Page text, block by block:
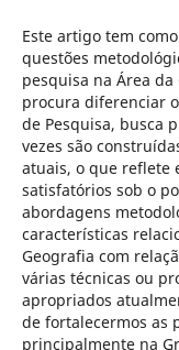
Este artigo tem
questões
pesquisa na Área
procura diferenciar
de Pesquisa, busca
vezes são
atuais, o que reflete
satisfatórios sob o
abordagens
características
Geografia com
várias técnicas ou
apropriados
de fortalecermos as
principalmente na